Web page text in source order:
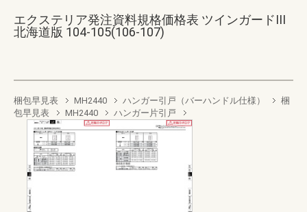
エクステリア発注資料規格価格表 ツインガードIII
北海道版 104-105(106-107)
梱包早見表 MH2440 ハンガー引戸（バーハンドル仕様）
梱
包早見表
MH2440 ハンガー片引戸